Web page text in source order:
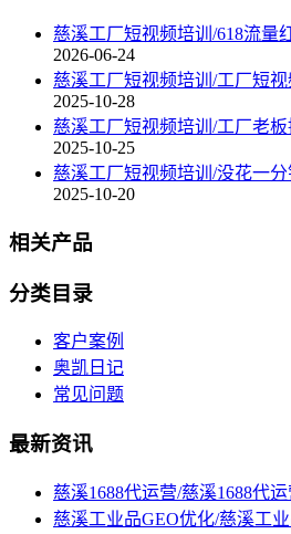
慈溪工厂短视频培训/618流量
2026-06-24
慈溪工厂短视频培训/工厂短
2025-10-28
慈溪工厂短视频培训/工厂老
2025-10-25
慈溪工厂短视频培训/没花一
2025-10-20
相关产品
分类目录
客户案例
奥凯日记
常见问题
最新资讯
慈溪1688代运营/慈溪1688代
慈溪工业品GEO优化/慈溪工